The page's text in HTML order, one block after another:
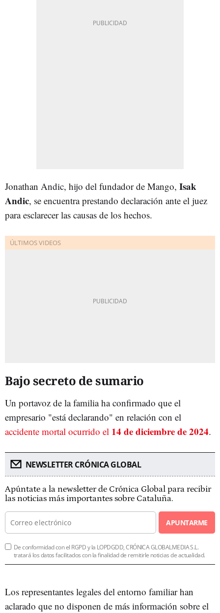
Jonathan Andic, hijo del fundador de Mango, Isak
Andic, se encuentra prestando declaración ante el juez
para esclarecer las causas de los hechos.
Bajo secreto de sumario
Un portavoz de la familia ha confirmado que el
empresario "está declarando" en relación con el
accidente mortal ocurrido el 14 de diciembre de 2024.
NEWSLETTER CRÓNICA GLOBAL
Apúntate a la newsletter de Crónica Global para recibir
las noticias más importantes sobre Cataluña.
APUNTARME
De conformidad con el RGPD y la LOPDGDD, CRÓNICA GLOBALMEDIA S.L.
tratará los datos facilitados con la finalidad de remitirle noticias de actualidad.
Los representantes legales del entorno familiar han
aclarado que no disponen de más información sobre el